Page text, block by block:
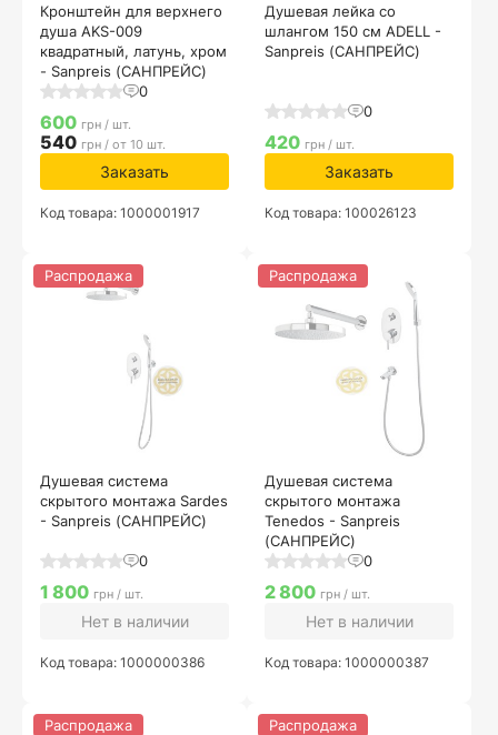
Кронштейн для верхнего
душа AKS-009
квадратный, латунь, хром
- Sanpreis (САНПРЕЙС)
0
600 грн / шт.
540 грн / от 10 шт.
Заказать
Код товара: 1000001917
Душевая лейка со
шлангом 150 см ADELL -
Sanpreis (САНПРЕЙС)
0
420 грн / шт.
Заказать
Код товара: 100026123
Душевая система
скрытого монтажа Sardes
- Sanpreis (САНПРЕЙС)
0
Распродажа
1 800 грн / шт.
Нет в наличии
Код товара: 1000000386
Душевая система
скрытого монтажа
Tenedos - Sanpreis
(САНПРЕЙС)
0
Распродажа
2 800 грн / шт.
Нет в наличии
Код товара: 1000000387
Распродажа Распродажа